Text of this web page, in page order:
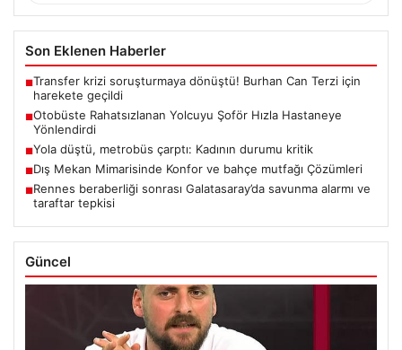
Son Eklenen Haberler
■Transfer krizi soruşturmaya dönüştü! Burhan Can Terzi için
harekete geçildi
■Otobüste Rahatsızlanan Yolcuyu Şoför Hızla Hastaneye
Yönlendirdi
■Yola düştü, metrobüs çarptı: Kadının durumu kritik
■Dış Mekan Mimarisinde Konfor ve bahçe mutfağı Çözümleri
■Rennes beraberliği sonrası Galatasaray’da savunma alarmı ve
taraftar tepkisi
Güncel